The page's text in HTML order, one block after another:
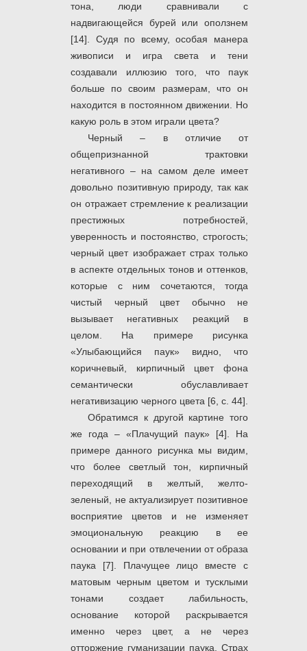
тона, люди сравнивали с
надвигающейся бурей или оползнем
[14]. Судя по всему, особая манера
живописи и игра света и тени
создавали иллюзию того, что паук
больше по своим размерам, что он
находится в постоянном движении. Но
какую роль в этом играли цвета?
Черный – в отличие от
общепризнанной трактовки
негативного – на самом деле имеет
довольно позитивную природу, так как
он отражает стремление к реализации
престижных потребностей,
уверенность и постоянство, строгость;
черный цвет изображает страх только
в аспекте отдельных тонов и оттенков,
которые с ним сочетаются, тогда
чистый черный цвет обычно не
вызывает негативных реакций в
целом. На примере рисунка
«Улыбающийся паук» видно, что
коричневый, кирпичный цвет фона
семантически обуславливает
негативизацию черного цвета [6, c. 44].
Обратимся к другой картине того
же года – «Плачущий паук» [4]. На
примере данного рисунка мы видим,
что более светлый тон, кирпичный
переходящий в желтый, желто-
зеленый, не актуализирует позитивное
восприятие цветов и не изменяет
эмоциональную реакцию в ее
основании и при отвлечении от образа
паука [7]. Плачущее лицо вместе с
матовым черным цветом и тусклыми
тонами создает лабильность,
основание которой раскрывается
именно через цвет, а не через
отторжение гуманизации паука. Страх